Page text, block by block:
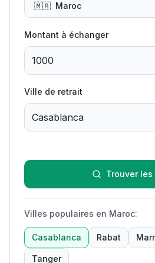
🇲🇦 Maroc
Montant à échanger
Ville de retrait
Trouver les
Villes populaires en Maroc:
Casablanca Rabat
Tanger